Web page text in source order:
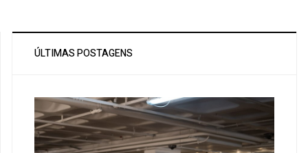
ÚLTIMAS POSTAGENS